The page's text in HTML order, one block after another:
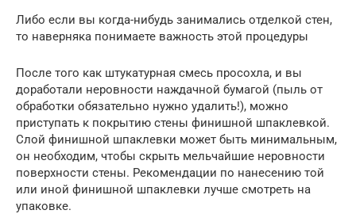
Либо если вы когда-нибудь занимались отделкой стен,
то наверняка понимаете важность этой процедуры
После того как штукатурная смесь просохла, и вы
доработали неровности наждачной бумагой (пыль от
обработки обязательно нужно удалить!), можно
приступать к покрытию стены финишной шпаклевкой.
Слой финишной шпаклевки может быть минимальным,
он необходим, чтобы скрыть мельчайшие неровности
поверхности стены. Рекомендации по нанесению той
или иной финишной шпаклевки лучше смотреть на
упаковке.